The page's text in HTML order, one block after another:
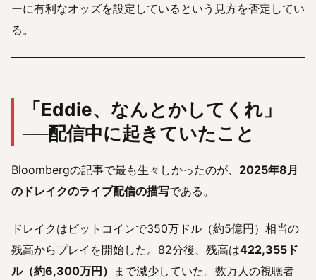
ーに有利なオッズを設定しているという見方を否定してい
る。
「Eddie、なんとかしてくれ」
──配信中に起きていたこと
Bloombergの記事で最も生々しかったのが、 2025年8月
のドレイクのライブ配信の描写である。
ドレイクはビットコインで350万ドル（約5億円）相当の
残高からプレイを開始した。82分後、残高は422,355ド
ル（約6,300万円） まで減少していた。数万人の視聴者